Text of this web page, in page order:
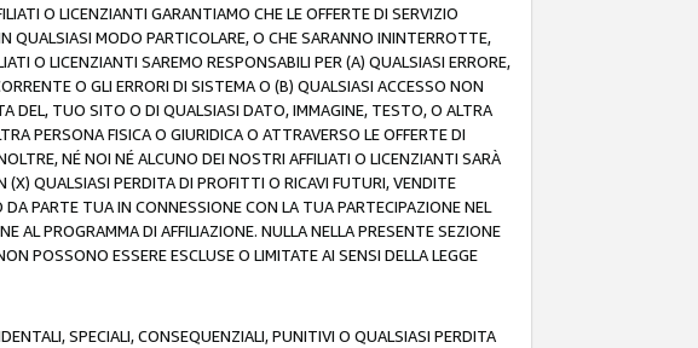
O LICENZIANTI GARANTIAMO CHE LE OFFERTE DI SERVIZIO
QUALSIASI MODO PARTICOLARE, O CHE SARANNO ININTERROTTE,
O LICENZIANTI SAREMO RESPONSABILI PER (A) QUALSIASI ERRORE,
O GLI ERRORI DI SISTEMA O (B) QUALSIASI ACCESSO NON
DEL, TUO SITO O DI QUALSIASI DATO, IMMAGINE, TESTO, O ALTRA
PERSONA FISICA O GIURIDICA O ATTRAVERSO LE OFFERTE DI
NÉ NOI NÉ ALCUNO DEI NOSTRI AFFILIATI O LICENZIANTI SARÀ
QUALSIASI PERDITA DI PROFITTI O RICAVI FUTURI, VENDITE
PARTE TUA IN CONNESSIONE CON LA TUA PARTECIPAZIONE NEL
AL PROGRAMMA DI AFFILIAZIONE. NULLA NELLA PRESENTE SEZIONE
POSSONO ESSERE ESCLUSE O LIMITATE AI SENSI DELLA LEGGE
SPECIALI, CONSEQUENZIALI, PUNITIVI O QUALSIASI PERDITA